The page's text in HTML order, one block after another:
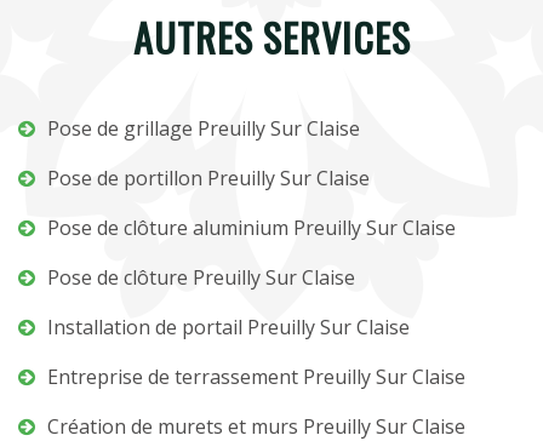
AUTRES SERVICES
Pose de grillage Preuilly Sur Claise
Pose de portillon Preuilly Sur Claise
Pose de clôture aluminium Preuilly Sur Claise
Pose de clôture Preuilly Sur Claise
Installation de portail Preuilly Sur Claise
Entreprise de terrassement Preuilly Sur Claise
Création de murets et murs Preuilly Sur Claise